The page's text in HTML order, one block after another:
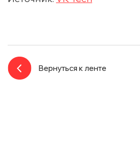
Вернуться к ленте